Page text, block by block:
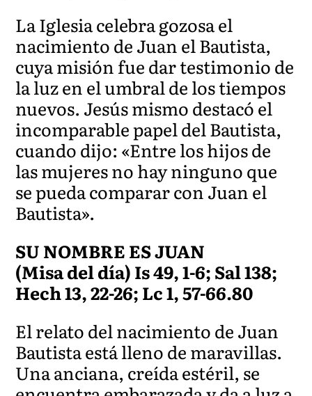
La Iglesia celebra gozosa el
nacimiento de Juan el Bautista,
cuya misión fue dar testimonio de
la luz en el umbral de los tiempos
nuevos. Jesús mismo destacó el
incomparable papel del Bautista,
cuando dijo: «Entre los hijos de
las mujeres no hay ninguno que
se pueda comparar con Juan el
Bautista».
SU NOMBRE ES JUAN
(Misa del día) Is 49, 1-6; Sal 138;
Hech 13, 22-26; Lc 1, 57-66.80
El relato del nacimiento de Juan
Bautista está lleno de maravillas.
Una anciana, creída estéril, se